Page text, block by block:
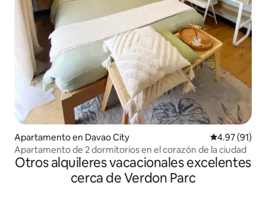
Apartamento en Davao City Calificación
4.97 (91)
Apartamento de 2 dormitorios en el corazón de la ciudad
Otros alquileres vacacionales excelentes
cerca de Verdon Parc